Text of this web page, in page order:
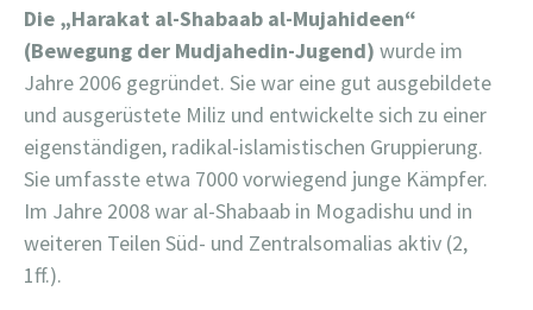
Die „Harakat al-Shabaab al-Mujahideen“
(Bewegung der Mudjahedin-Jugend) wurde im
Jahre 2006 gegründet. Sie war eine gut ausgebildete
und ausgerüstete Miliz und entwickelte sich zu einer
eigenständigen, radikal-islamistischen Gruppierung.
Sie umfasste etwa 7000 vorwiegend junge Kämpfer.
Im Jahre 2008 war al-Shabaab in Mogadishu und in
weiteren Teilen Süd- und Zentralsomalias aktiv (2,
1ff.).